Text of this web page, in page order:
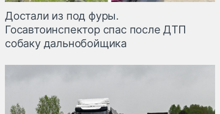
Достали из под фуры.
Госавтоинспектор спас после ДТП
собаку дальнобойщика